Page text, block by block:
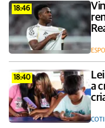
18:46
18:40
a